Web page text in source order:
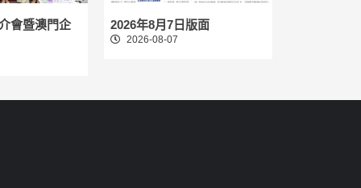
會暨澳門企 2026年8月7日版面
2026-08-07